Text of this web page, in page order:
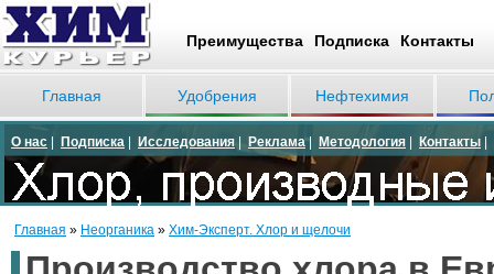
Преимущества Подписка Контакты
Главная Удобрения Нефтехимия
О нас Подписка Исследования Реклама| Методология Контакты
Главная » Неорганика » Хим-Эксперт. Хлор и щелочи